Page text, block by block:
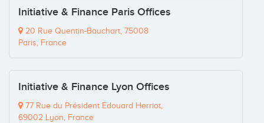
Initiative & Finance Paris Offices
20 Rue Quentin-Bauchart, 75008
Paris, France
Initiative & Finance Lyon Offices
77 Rue du Président Edouard Herriot,
69002 Lyon, France